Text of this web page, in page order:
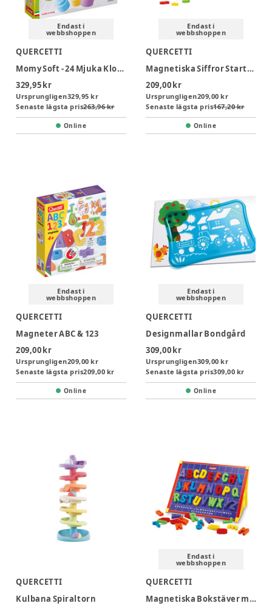
Endast i
webbshoppen
QUERCETTI
Momy Soft - 24 Mjuka Klossar
329,95 kr
Ursprungligen329,95 kr
Senaste lägsta pris263,96 kr
Online
Endast i
webbshoppen
QUERCETTI
Magnetiska Siffror Startkit
209,00 kr
Ursprungligen209,00 kr
Senaste lägsta pris167,20 kr
Online
Endast i
webbshoppen
QUERCETTI
Magneter ABC & 123
209,00 kr
Ursprungligen209,00 kr
Senaste lägsta pris209,00 kr
Online
Endast i
webbshoppen
QUERCETTI
Designmallar Bondgård
309,00 kr
Ursprungligen309,00 kr
Senaste lägsta pris309,00 kr
Online
QUERCETTI
Kulbana Spiraltorn
Endast i
webbshoppen
QUERCETTI
Magnetiska Bokstäver med Tavla